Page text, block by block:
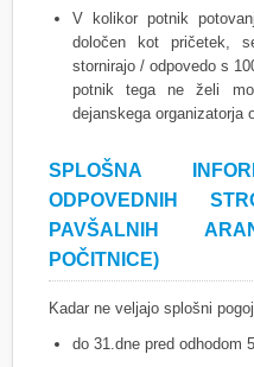
V kolikor potnik
določen kot pričetek,
stornirajo / odpovedo s
potnik tega ne želi
dejanskega organizatorja
SPLOŠNA
ODPOVEDNIH
PAVŠALNIH
POČITNICE)
Kadar ne veljajo splošni
do 31.dne pred odhodom